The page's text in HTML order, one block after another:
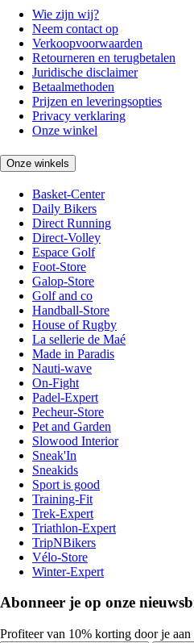
Wie zijn wij?
Neem contact op
Verkoopvoorwaarden
Retourneren en terugbetalen
Juridische disclaimer
Betaalmethoden
Prijzen en leveringsopties
Privacy verklaring
Onze winkel
Onze winkels
Basket-Center
Daily Bikers
Direct Running
Direct-Volley
Espace Golf
Foot-Store
Galop-Store
Golf and co
Handball-Store
House of Rugby
La sellerie de Maé
Made in Paradis
Nauti-wave
On-Fight
Padel-Expert
Pecheur-Store
Pet and Garden
Slowood Interior
Sneak'In
Sneakids
Sport is good
Training-Fit
Trek-Expert
Triathlon-Expert
TripNBikers
Vélo-Store
Winter-Expert
Abonneer je op onze
Profiteer van 10% korting door je